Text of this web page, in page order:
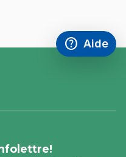
help
Accéder à
Aide
,Ce lien